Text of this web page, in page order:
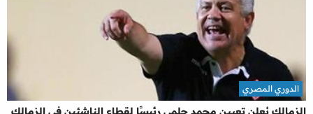
الزمالك يُعلن تعيين محمد حلمي رئيسًا لقطاع الناشئين في الزمالك
الدوري المصري